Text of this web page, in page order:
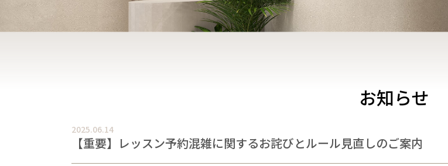
お知らせ
2025.06.14
【重要】レッスン予約混雑に関するお詫びとルール見直しのご案内